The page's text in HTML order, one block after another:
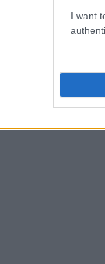
I want
tra
le startup
NextEdu
sta
edizione di